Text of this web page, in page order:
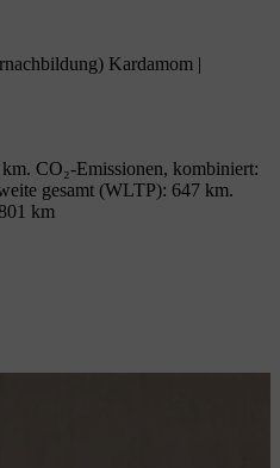
Kardamom |
CO₂-Emissionen, kombiniert:
gesamt (WLTP): 647 km.
km